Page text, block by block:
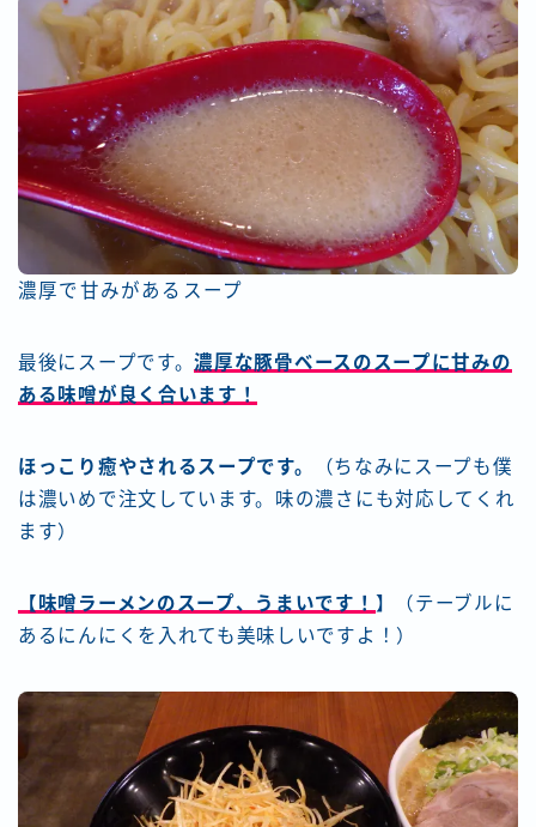
濃厚で甘みがあるスープ
最後にスープです。濃厚な豚骨ベースのスープに甘みの
ある味噌が良く合います！
ほっこり癒やされるスープです。
（ちなみにスープも僕
は濃いめで注文しています。味の濃さにも対応してくれ
ます）
【味噌ラーメンのスープ、うまいです！ 】（テーブルに
あるにんにくを入れても美味しいですよ！）